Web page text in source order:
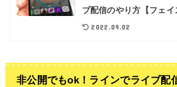
ブ配信のやり方【フェイ
2022.09.02
非公開でもok！ラインでライブ配